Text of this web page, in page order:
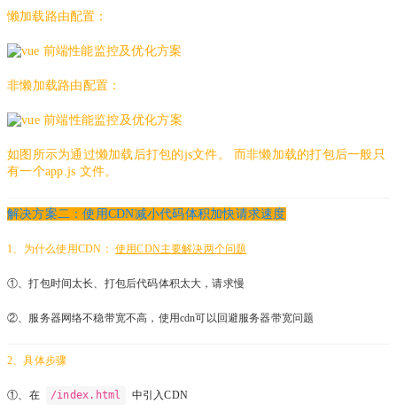
懒加载路由配置：
非懒加载路由配置：
如图所示为通过懒加载后打包的js文件。
而非懒加载的打包后一般只
有一个app.js 文件。
解决方案二：使用CDN减小代码体积加快请求速度
1、为什么使用CDN： 使用CDN主要解决两个问题
①、打包时间太长、打包后代码体积太大，请求慢
②、服务器网络不稳带宽不高，使用cdn可以回避服务器带宽问题
2、具体步骤
①、在 /index.html 中引入CDN